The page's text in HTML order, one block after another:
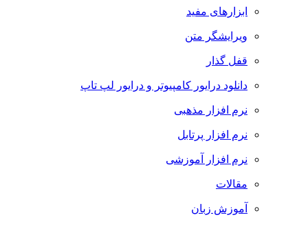
ابزارهای مفید
ویرایشگر متن
قفل گذار
دانلود درایور کامپیوتر و درایور لپ تاپ
نرم افزار مذهبی
نرم افزار پرتابل
نرم افزار آموزشی
مقالات
آموزش زبان